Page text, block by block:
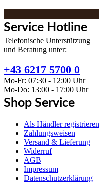
Service Hotline
Telefonische Unterstützung
und Beratung unter:
+43 6217 5700 0
Mo-Fr: 07:30 - 12:00 Uhr
Mo-Do: 13:00 - 17:00 Uhr
Shop Service
Als Händler registrieren
Zahlungsweisen
Versand & Lieferung
Widerruf
AGB
Impressum
Datenschutzerklärung